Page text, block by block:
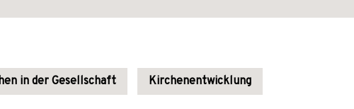
in der Gesellschaft Kirchenentwicklung